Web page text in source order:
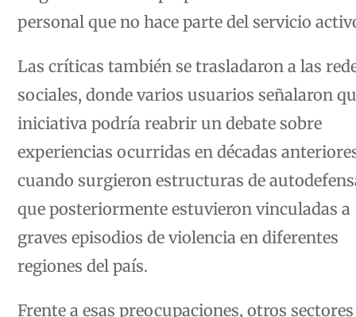
personal que no hace parte del servicio
Las críticas también se trasladaron a las
sociales, donde varios usuarios señalaron
iniciativa podría reabrir un debate sobre
experiencias ocurridas en décadas
cuando surgieron estructuras de
que posteriormente estuvieron vinculadas a
graves episodios de violencia en diferentes
regiones del país.
Frente a esas preocupaciones, otros